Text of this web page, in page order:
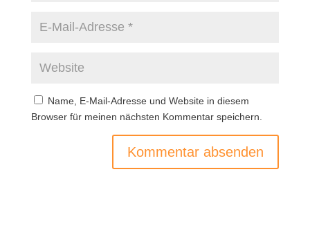
Name, E-Mail-Adresse und Website in diesem
Browser für meinen nächsten Kommentar speichern.